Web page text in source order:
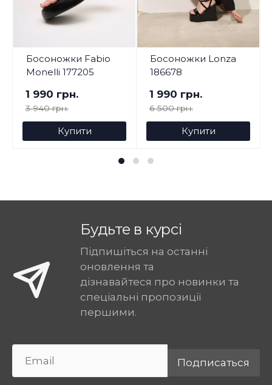
Босоножки Fabio
Monelli 177205
1 990 грн.
3 940 грн.
Купити
Босоножки Lonza
186678
1 990 грн.
6 500 грн.
Купити
Будьте в курсі
Підпишіться на останні
оновлення та
дізнавайтеся про новинки та
спеціальні пропозиції
першими.
Подписаться